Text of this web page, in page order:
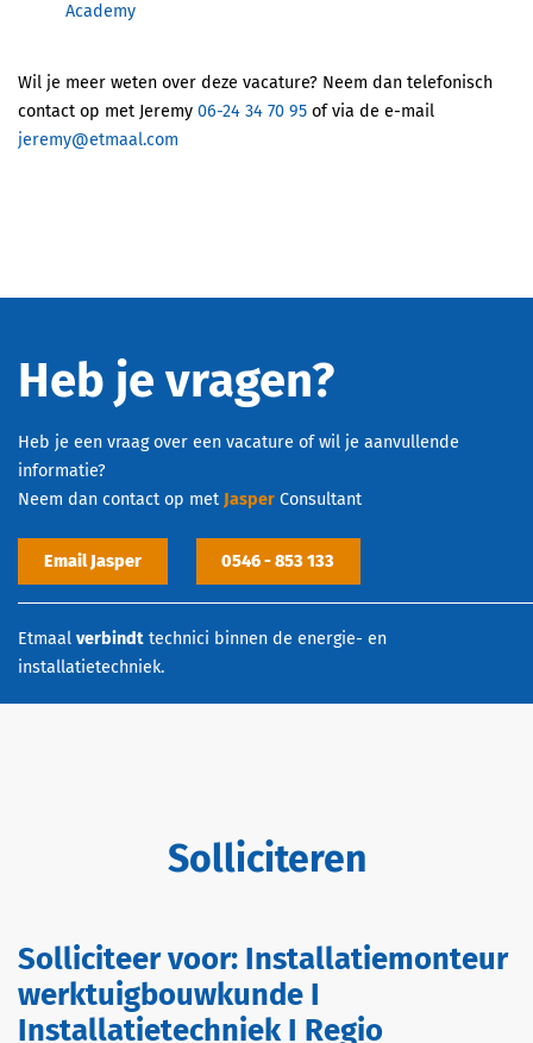
Academy
Wil je meer weten over deze vacature? Neem dan telefonisch
contact op met Jeremy 06-24 34 70 95 of via de e-mail
jeremy@etmaal.com
Heb je vragen?
Heb je een vraag over een vacature of wil je aanvullende
informatie?
Neem dan contact op met Jasper Consultant
Email Jasper 0546 - 853 133
Etmaal verbindt technici binnen de energie- en
installatietechniek.
Solliciteren
Solliciteer voor: Installatiemonteur
werktuigbouwkunde I
Installatietechniek I Regio